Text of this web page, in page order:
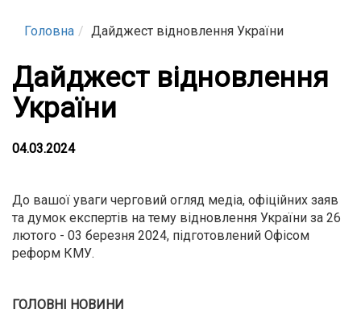
Головна Дайджест відновлення України
Дайджест відновлення
України
04.03.2024
До вашої уваги черговий огляд медіа, офіційних заяв
та думок експертів на тему відновлення України за 26
лютого - 03 березня 2024, підготовлений Офісом
реформ КМУ.
ГОЛОВНІ НОВИНИ